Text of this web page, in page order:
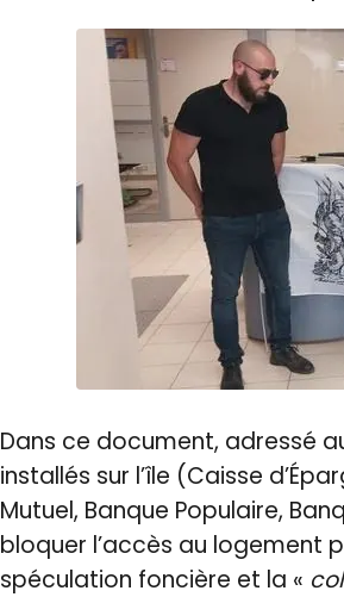
Dans ce document, adressé
installés sur l’île (Caisse
Mutuel, Banque Populaire,
bloquer l’accès au logement
spéculation foncière et la «